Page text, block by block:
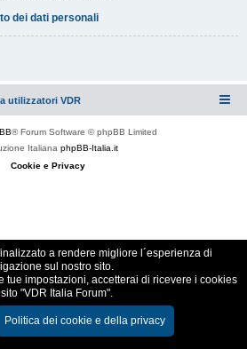
dei dati personali
utilizzatori VDR
® Forum Software © phpBB Limited
Italiana phpBB-Italia.it
Cookie e Privacy
a rendere migliore l´esperienza di
sul nostro sito.
tue impostazioni, accetterai di ricevere i cookies
"VDR Italia Forum".
Politica dei cookie e della privacy